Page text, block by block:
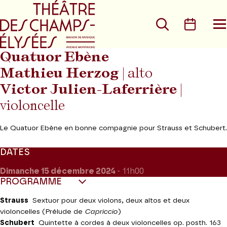
Aller au menu principal
Rechercher
Quatuor Ebène
Mathieu Herzog | alto
Victor Julien-Laferrière |
violoncelle
Le Quatuor Ebène en bonne compagnie pour Strauss et Schubert.
DATES
Dimanche 15 décembre 2024 - 11h00
PROGRAMME
Strauss Sextuor pour deux violons, deux altos et deux
violoncelles (Prélude de Capriccio)
Schubert Quintette à cordes à deux violoncelles op. posth. 163